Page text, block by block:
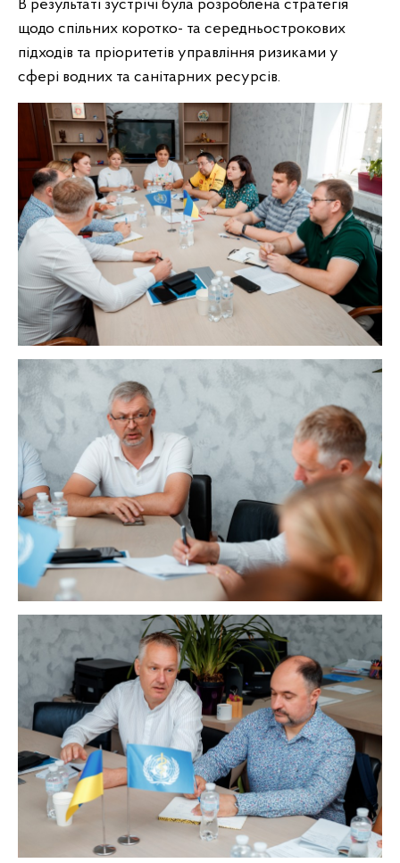
В результаті зустрічі була розроблена стратегія
щодо спільних коротко- та середньострокових
підходів та пріоритетів управління ризиками у
сфері водних та санітарних ресурсів.